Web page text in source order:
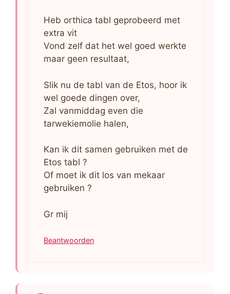
Heb orthica tabl geprobeerd met
extra vit
Vond zelf dat het wel goed werkte
maar geen resultaat,
Slik nu de tabl van de Etos, hoor ik
wel goede dingen over,
Zal vanmiddag even die
tarwekiemolie halen,
Kan ik dit samen gebruiken met de
Etos tabl ?
Of moet ik dit los van mekaar
gebruiken ?
Gr mij
Beantwoorden